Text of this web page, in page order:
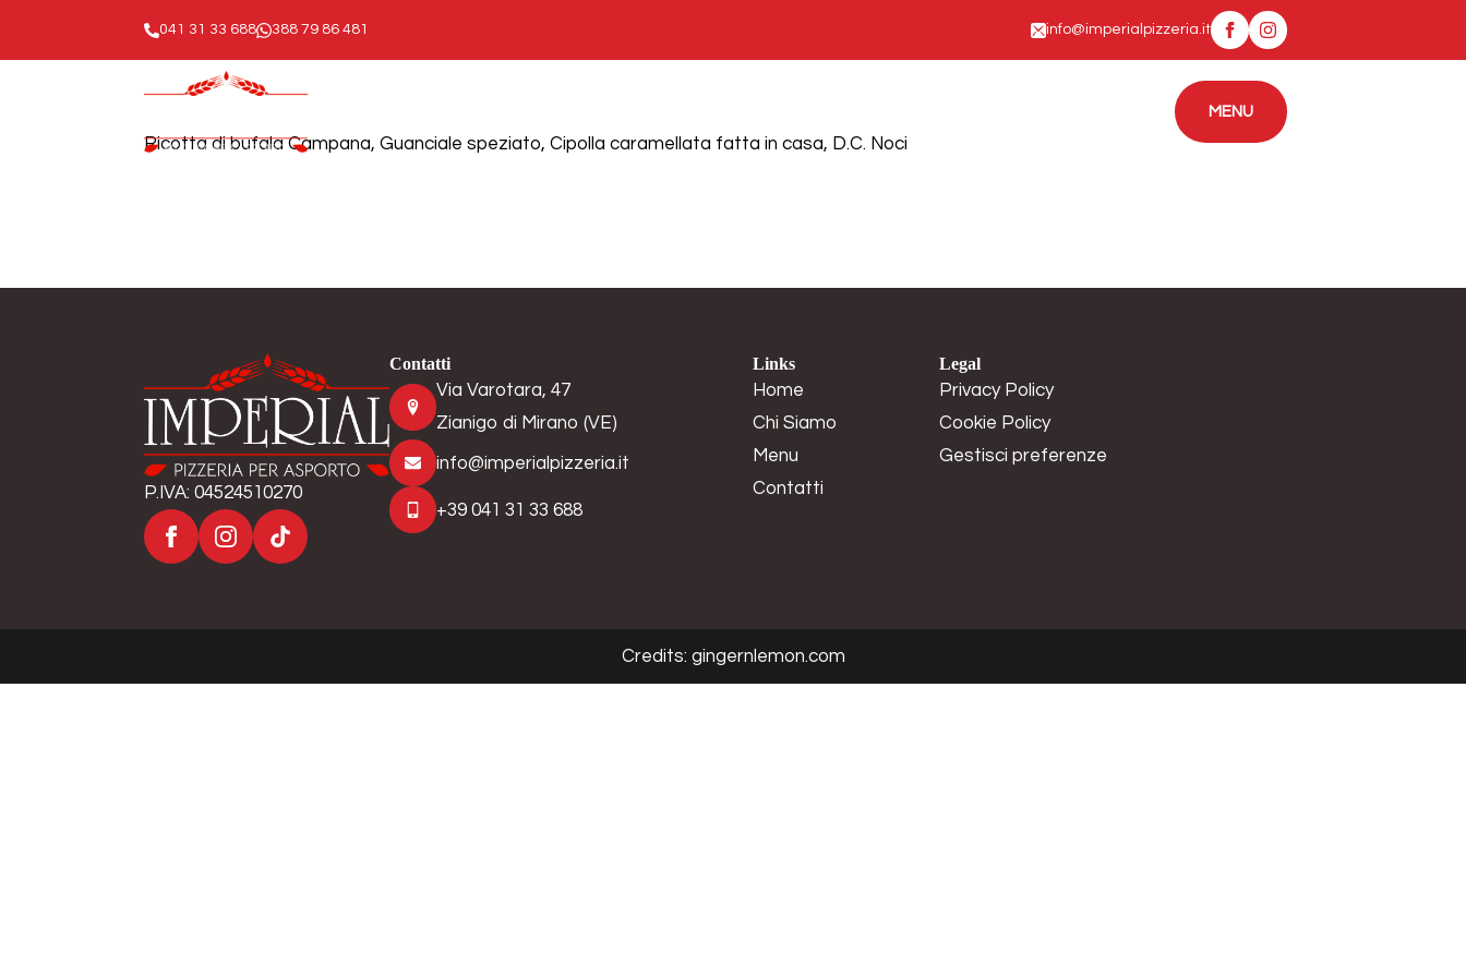
041 31 33 688 388 79 86 481 info@imperialpizzeria.it
MENU
Ricotta di bufala Campana, Guanciale speziato, Cipolla caramellata fatta in casa, D.C. Noci
P.IVA: 04524510270
Contatti
Via Varotara, 47
Zianigo di Mirano (VE)
info@imperialpizzeria.it
+39 041 31 33 688
Links
Home
Chi Siamo
Menu
Contatti
Legal
Privacy Policy
Cookie Policy
Gestisci preferenze
Credits: gingernlemon.com